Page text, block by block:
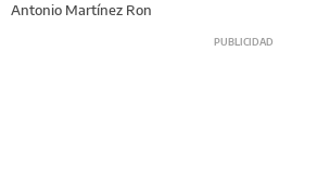
Antonio Martínez Ron